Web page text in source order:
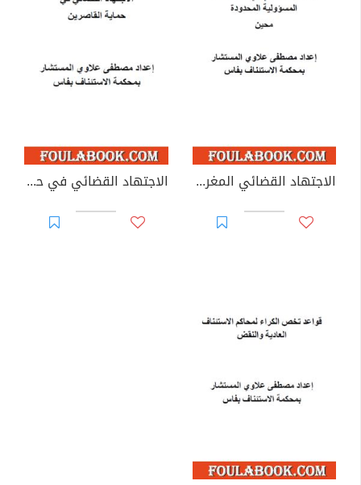
الاجتهاد القضائي المغربي في الشركة ذات المسؤولية المحدودة الاجتهاد القضائي في حماية القاصرين